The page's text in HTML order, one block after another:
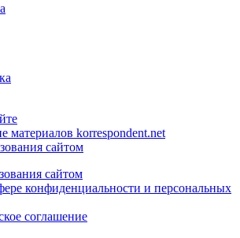
материалов korrespondent.net
сайтом
сайтом
конфиденциальности и персональных
соглашение